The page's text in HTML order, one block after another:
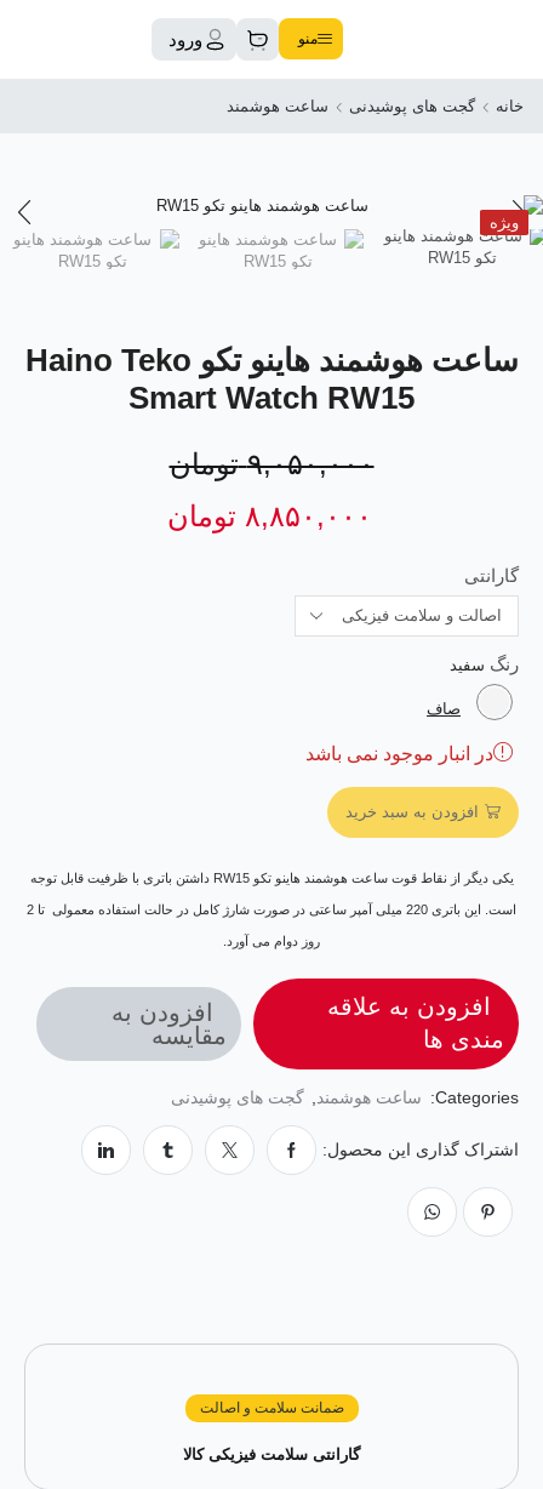
منو ورود
خانه گجت های پوشیدنی ساعت هوشمند
ویژه
ساعت هوشمند هاینو تکو Haino Teko
Smart Watch RW15
۹,۰۵۰,۰۰۰ تومان
۸,۸۵۰,۰۰۰ تومان
گارانتی
رنگ
صاف
در انبار موجود نمی باشد
افزودن به سبد خرید
یکی دیگر از نقاط قوت ساعت هوشمند هاینو تکو RW15 داشتن باتری با ظرفیت قابل توجه
است. این باتری 220 میلی آمپر ساعتی در صورت شارژ کامل در حالت استفاده معمولی تا 2
روز دوام می آورد.
افزودن به علاقه
مندی ها
افزودن به
مقایسه
Categories: ساعت هوشمند گجت های پوشیدنی
اشتراک گذاری این محصول:
ضمانت سلامت و اصالت
گارانتی سلامت فیزیکی کالا